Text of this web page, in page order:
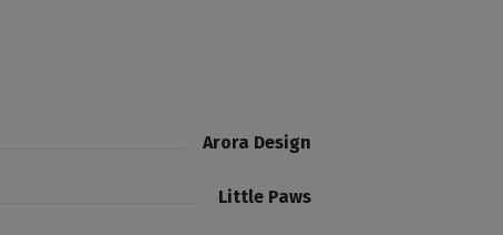
Arora Design
Little Paws